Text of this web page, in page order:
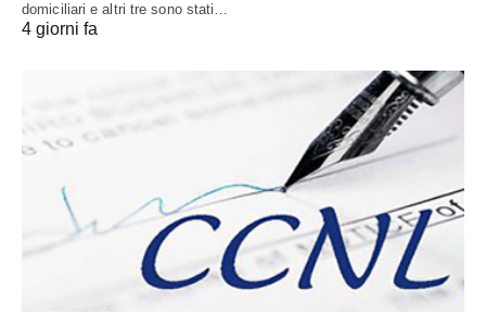
domiciliari e altri tre sono stati…
4 giorni fa